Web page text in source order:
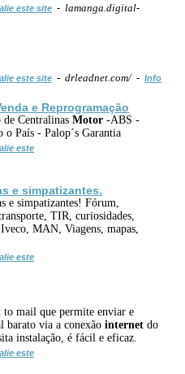
este site - lamanga.digital-
este site - drleadnet.com/ - Info
e Reprogramação
de Centralinas Motor -ABS -
País - Palop´s Garantia
este
e simpatizantes.
e simpatizantes! Fórum,
TIR, curiosidades,
MAN, Viagens, mapas,
este
to mail que permite enviar e
barato via a conexão internet do
instalação, é fácil e eficaz.
este